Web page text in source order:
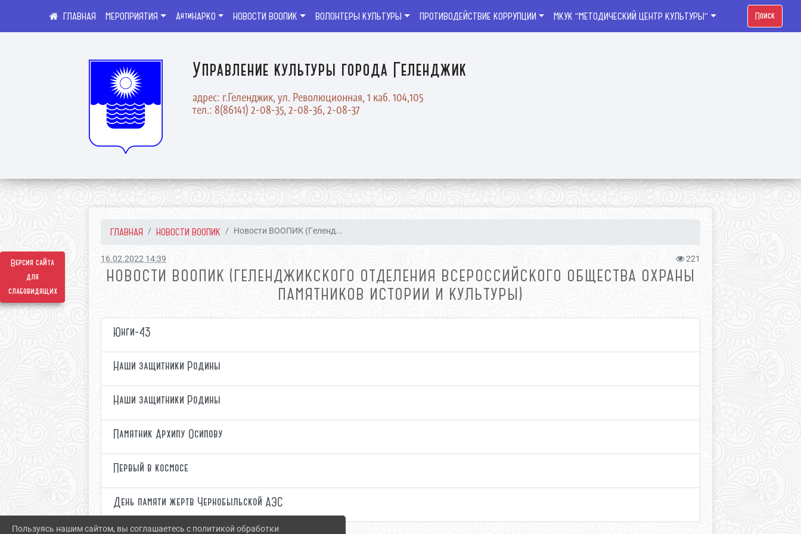
Версия сайта
для
слабовидящих
Управление культуры города Геленджик
адрес: г.Геленджик, ул. Революционная, 1 каб. 104,105
тел.: 8(86141) 2-08-35, 2-08-36, 2-08-37
МЕРОПРИЯТИЯ АнтиНАРКО НОВОСТИ ВООПИК ВОЛОНТЕРЫ КУЛЬТУРЫ ПРОТИВОДЕЙСТВИЕ КОРРУПЦИИ МКУК "МЕТОДИЧЕСКИЙ ЦЕНТР КУЛЬТУРЫ" Поиск
ГЛАВНАЯ НОВОСТИ ВООПИК Новости ВООПИК (Геленд...
16.02.2022 14:39 221
НОВОСТИ ВООПИК (ГЕЛЕНДЖИКСКОГО ОТДЕЛЕНИЯ ВСЕРОССИЙСКОГО ОБЩЕСТВА ОХРАНЫ
ПАМЯТНИКОВ ИСТОРИИ И КУЛЬТУРЫ)
Юнги-43
Наши защитники Родины
Наши защитники Родины
Памятник Архипу Осипову
Первый в космосе
День памяти жертв Чернобыльской АЭС
Пользуясь нашим сайтом, вы соглашаетесь с политикой обработки